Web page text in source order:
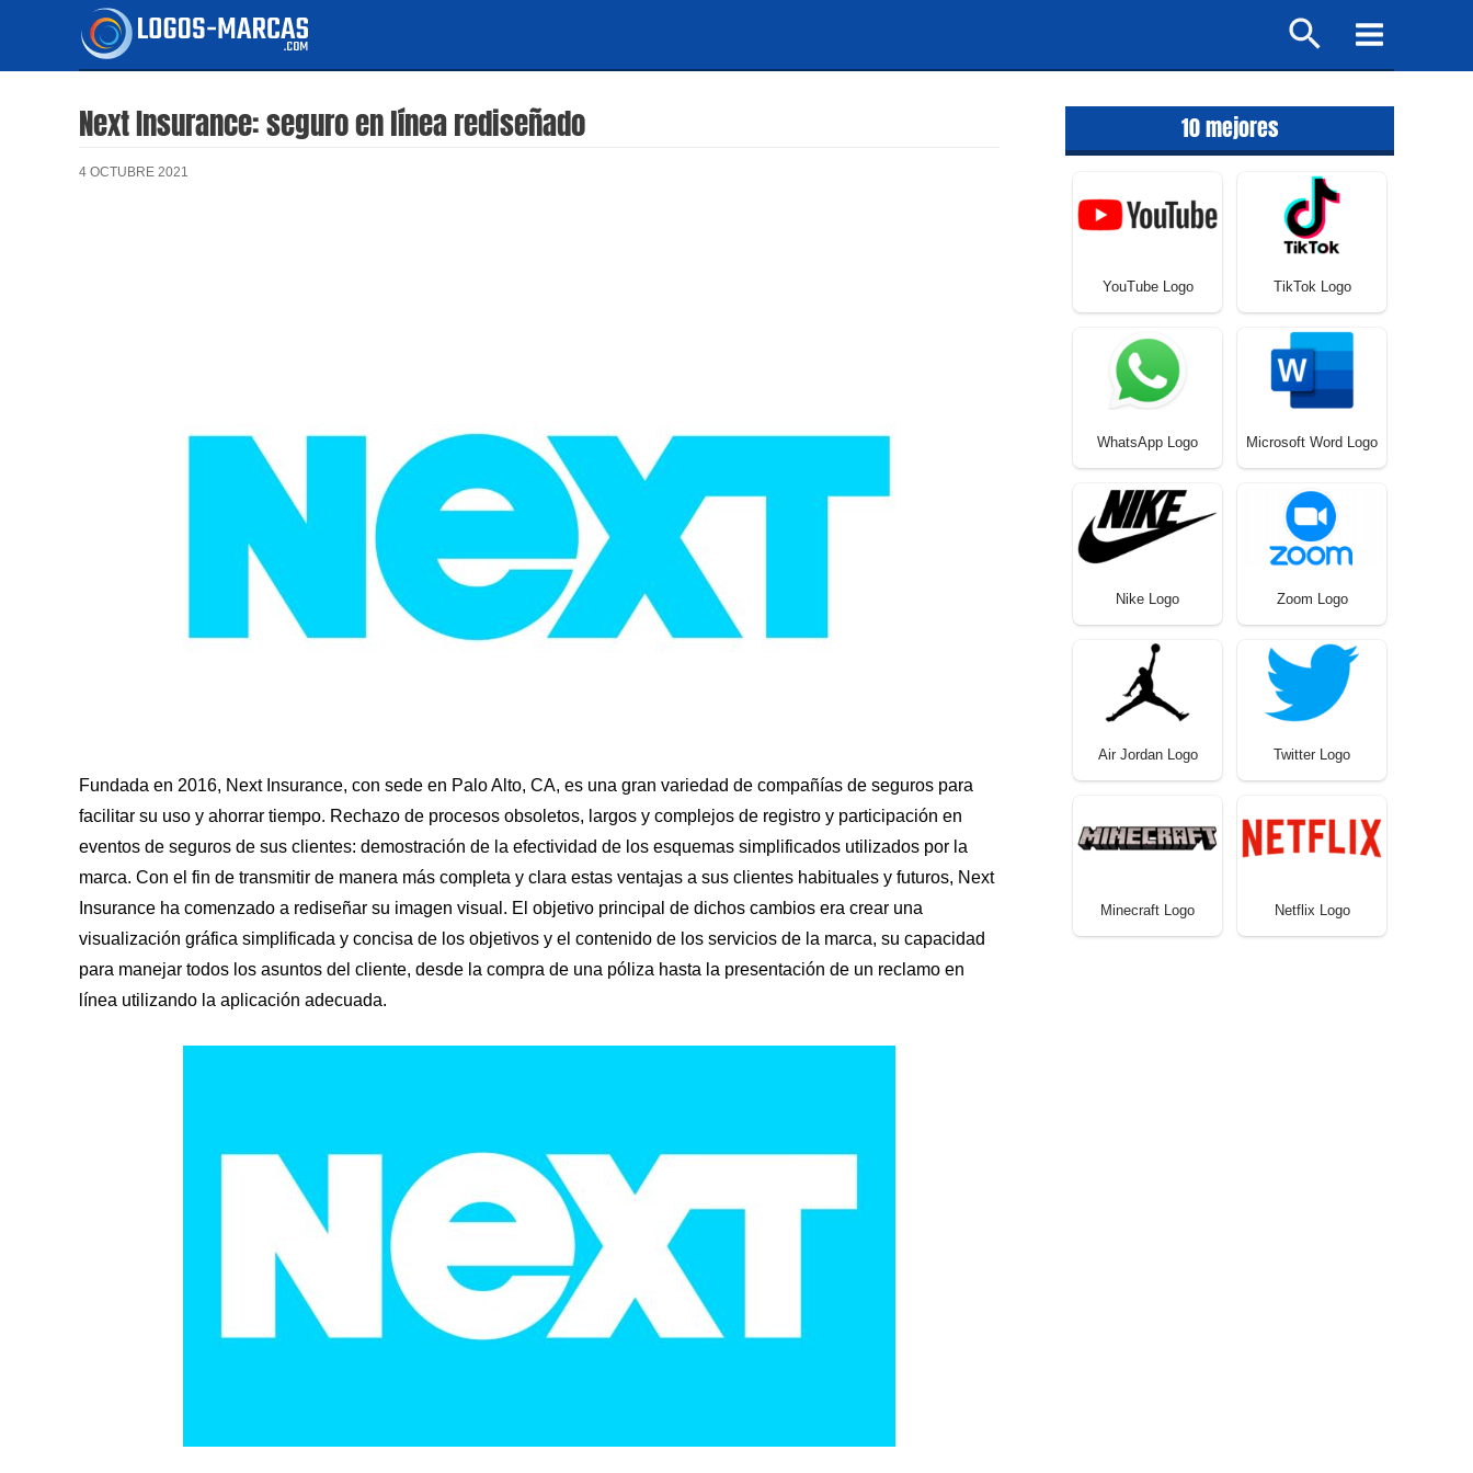
contenido
Buscar
Main
Menu
Next Insurance: seguro en línea rediseñado
4 OCTUBRE 2021
Fundada en 2016, Next Insurance, con sede en Palo Alto, CA, es una gran variedad de compañías de seguros para
facilitar su uso y ahorrar tiempo. Rechazo de procesos obsoletos, largos y complejos de registro y participación en
eventos de seguros de sus clientes: demostración de la efectividad de los esquemas simplificados utilizados por la
marca. Con el fin de transmitir de manera más completa y clara estas ventajas a sus clientes habituales y futuros, Next
Insurance ha comenzado a rediseñar su imagen visual. El objetivo principal de dichos cambios era crear una
visualización gráfica simplificada y concisa de los objetivos y el contenido de los servicios de la marca, su capacidad
para manejar todos los asuntos del cliente, desde la compra de una póliza hasta la presentación de un reclamo en
línea utilizando la aplicación adecuada.
10 mejores
YouTube Logo TikTok Logo
WhatsApp Logo Microsoft Word Logo
Nike Logo Zoom Logo
Air Jordan Logo Twitter Logo
Minecraft Logo Netflix Logo